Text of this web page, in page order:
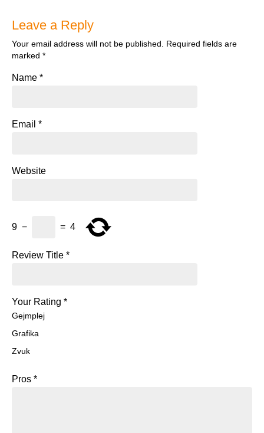
Leave a Reply
Your email address will not be published.
Required fields are
marked *
Name *
Email *
Website
9 − = 4
Review Title *
Your Rating *
Gejmplej
Grafika
Zvuk
Pros *